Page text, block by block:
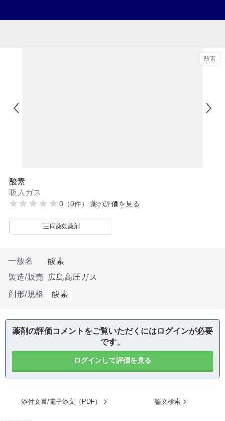
酸素
酸素
吸入ガス
0（0件） 薬の評価を見る
同薬効薬剤
一般名
酸素
製造/販売
広島高圧ガス
剤形/規格
酸素
薬剤の評価コメントをご覧いただくにはログインが必要
です。
ログインして評価を見る
添付文書/電子添文（PDF） 論文検索